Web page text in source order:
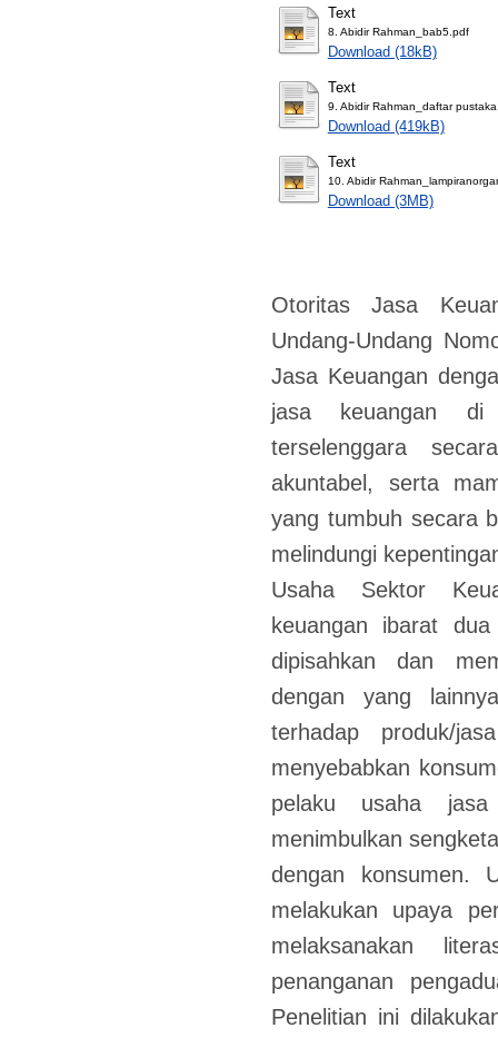
Text
8. Abidir Rahman_bab5.pdf
Download (18kB)
Text
9. Abidir Rahman_daftar
Download (419kB)
Text
10. Abidir
Download (3MB)
Otoritas Jasa
Undang-Undang
Jasa Keuangan
jasa keuangan
terselenggara
akuntabel, serta
yang tumbuh secara
melindungi
Usaha Sektor
keuangan ibarat
dipisahkan dan
dengan yang
terhadap produk/
menyebabkan
pelaku usaha
menimbulkan
dengan konsumen.
melakukan upaya
melaksanakan
penanganan
Penelitian ini